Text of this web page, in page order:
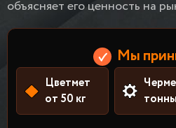
объясняет его ценность на
Мы
Цветмет
от 50 кг
тонны